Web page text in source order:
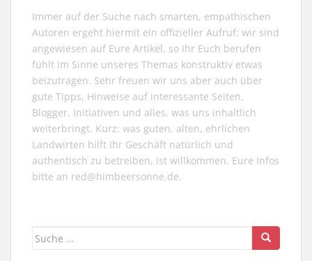
Immer auf der Suche nach smarten, empathischen
Autoren ergeht hiermit ein offizieller Aufruf: wir sind
angewiesen auf Eure Artikel, so Ihr Euch berufen
fühlt im Sinne unseres Themas konstruktiv etwas
beizutragen. Sehr freuen wir uns aber auch über
gute Tipps, Hinweise auf interessante Seiten,
Blogger, Initiativen und alles, was uns inhaltlich
weiterbringt. Kurz: was guten, alten, ehrlichen
Landwirten hilft Ihr Geschäft natürlich und
authentisch zu betreiben, ist willkommen. Eure Infos
bitte an red@himbeersonne.de.
Suche